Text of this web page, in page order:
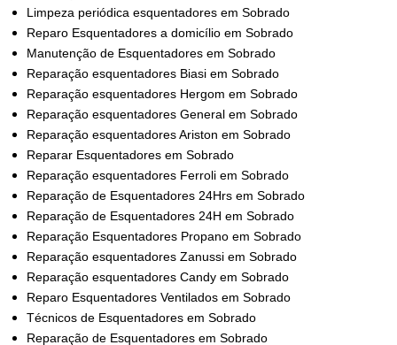
Limpeza periódica esquentadores em Sobrado
Reparo Esquentadores a domicílio em Sobrado
Manutenção de Esquentadores em Sobrado
Reparação esquentadores Biasi em Sobrado
Reparação esquentadores Hergom em Sobrado
Reparação esquentadores General em Sobrado
Reparação esquentadores Ariston em Sobrado
Reparar Esquentadores em Sobrado
Reparação esquentadores Ferroli em Sobrado
Reparação de Esquentadores 24Hrs em Sobrado
Reparação de Esquentadores 24H em Sobrado
Reparação Esquentadores Propano em Sobrado
Reparação esquentadores Zanussi em Sobrado
Reparação esquentadores Candy em Sobrado
Reparo Esquentadores Ventilados em Sobrado
Técnicos de Esquentadores em Sobrado
Reparação de Esquentadores em Sobrado